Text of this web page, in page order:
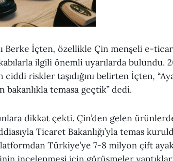
Berke İçten, özellikle Çin menşeli e-
ilgili önemli uyarılarda bulundu.
ciddi riskler taşıdığını belirten İçten,
bakanlıkla temasa geçtik” dedi.
dikkat çekti. Çin’den gelen
Ticaret Bakanlığı’yla temas
Türkiye’ye 7-8 milyon çift